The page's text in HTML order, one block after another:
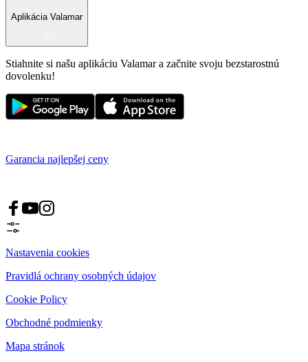
Aplikácia Valamar
Stiahnite si našu aplikáciu Valamar a začnite svoju bezstarostnú
dovolenku!
Garancia najlepšej ceny
Nastavenia cookies
Pravidlá ochrany osobných údajov
Cookie Policy
Obchodné podmienky
Mapa stránok